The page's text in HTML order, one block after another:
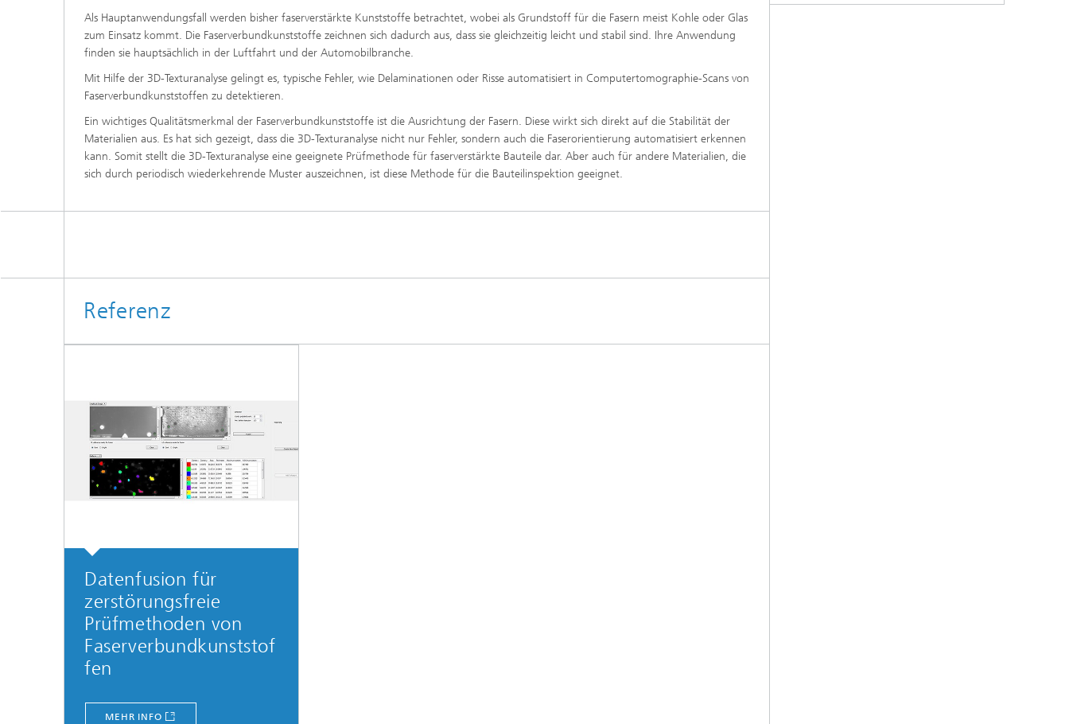
Als Hauptanwendungsfall werden bisher faserverstärkte Kunststoffe betrachtet, wobei als Grundstoff für die Fasern meist Kohle oder Glas
zum Einsatz kommt. Die Faserverbundkunststoffe zeichnen sich dadurch aus, dass sie gleichzeitig leicht und stabil sind. Ihre Anwendung
finden sie hauptsächlich in der Luftfahrt und der Automobilbranche.
Mit Hilfe der 3D-Texturanalyse gelingt es, typische Fehler, wie Delaminationen oder Risse automatisiert in Computertomographie-Scans von
Faserverbundkunststoffen zu detektieren.
Ein wichtiges Qualitätsmerkmal der Faserverbundkunststoffe ist die Ausrichtung der Fasern. Diese wirkt sich direkt auf die Stabilität der
Materialien aus. Es hat sich gezeigt, dass die 3D-Texturanalyse nicht nur Fehler, sondern auch die Faserorientierung automatisiert erkennen
kann. Somit stellt die 3D-Texturanalyse eine geeignete Prüfmethode für faserverstärkte Bauteile dar. Aber auch für andere Materialien, die
sich durch periodisch wiederkehrende Muster auszeichnen, ist diese Methode für die Bauteilinspektion geeignet.
Referenz
Datenfusion für
zerstörungsfreie
Prüfmethoden von
Faserverbundkunststof
fen
MEHR INFO